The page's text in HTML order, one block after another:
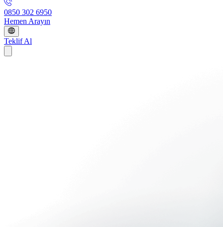
0850 302 6950
Hemen Arayın
Teklif Al